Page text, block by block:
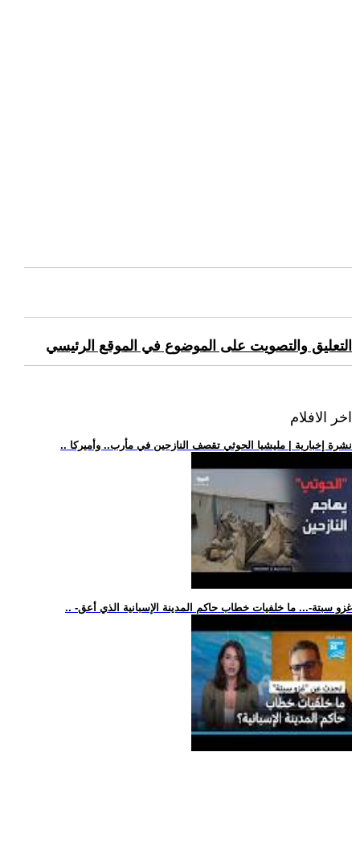
التعليق والتصويت على الموضوع في الموقع الرئيسي
اخر الافلام
.. نشرة إخبارية | مليشيا الحوثي تقصف النازحين في مأرب.. وأميركا
.. -غزو سبتة-... ما خلفيات خطاب حاكم المدينة الإسبانية الذي أعق